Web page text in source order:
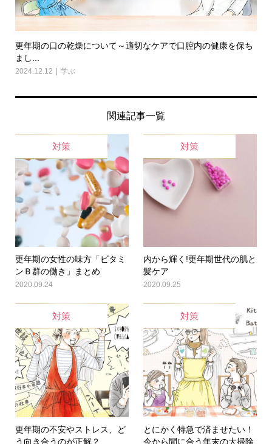
更年期の口の乾燥について～適切なケアで口腔内の健康を保ち
まし...
2024.12.12 学ぶ
関連記事一覧
対策
更年期の女性の味方「ビタミ
ンＢ群の働き」まとめ
2020.09.24
対策
内から輝く!更年期世代の肌と
髪ケア
2020.09.25
対策
更年期の不安やストレス、ど
う向き合うのが正解？
対策
とにかく特急で済ませたい！
今から間に合う年末の大掃除